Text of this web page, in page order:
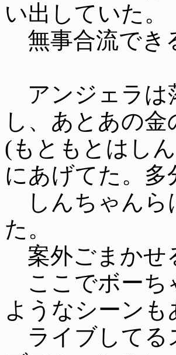
い出していた。
無事合流でき
アンジェラは
し、あとあの
(もともとはし
にあげてた。
しんちゃんら
た。
案外ごまかせ
ここでボーち
ようなシーン
ライブしてる